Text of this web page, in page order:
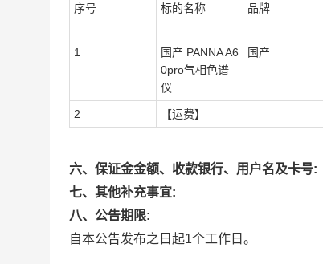
序号 标的名称 品牌
1
国产 PANNA A6
0pro气相色谱
仪
国产
2 【运费】
六、保证金金额、收款银行、用户名及卡号:
七、其他补充事宜:
八、公告期限:
自本公告发布之日起1个工作日。